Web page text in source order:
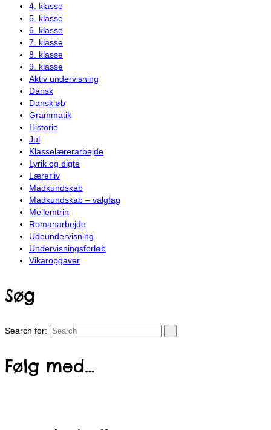
4. klasse
5. klasse
6. klasse
7. klasse
8. klasse
9. klasse
Aktiv undervisning
Dansk
Danskløb
Grammatik
Historie
Jul
Klasselærerarbejde
Lyrik og digte
Lærerliv
Madkundskab
Madkundskab – valgfag
Mellemtrin
Romanarbejde
Udeundervisning
Undervisningsforløb
Vikaropgaver
Søg
Search for:
Følg med…